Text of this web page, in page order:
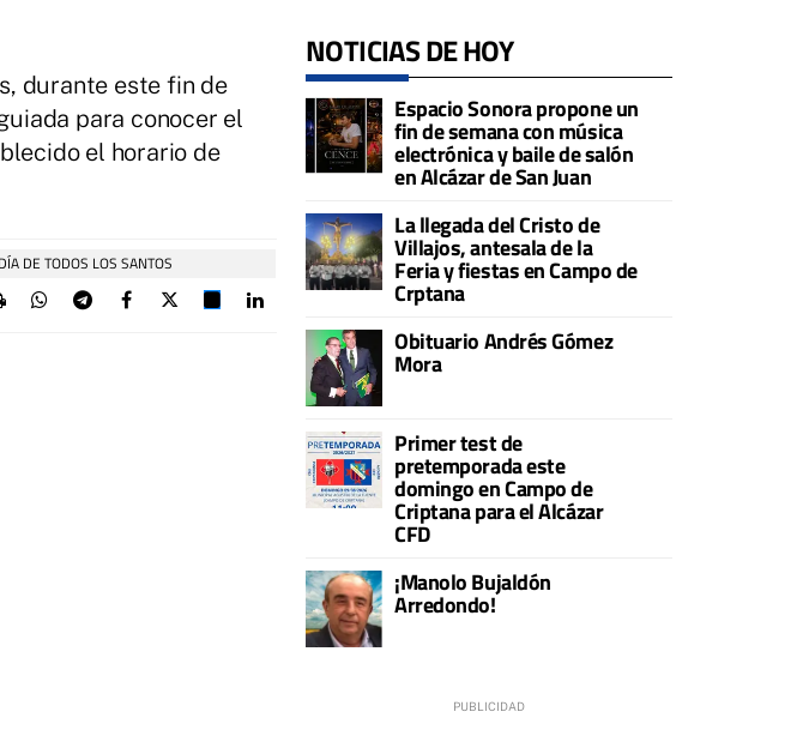
durante este fin de
para conocer el
el horario de
DÍA DE TODOS LOS SANTOS
NOTICIAS DE HOY
Espacio Sonora propone un
fin de semana con música
electrónica y baile de salón
en Alcázar de San Juan
La llegada del Cristo de
Villajos, antesala de la
Feria y fiestas en Campo de
Crptana
Obituario Andrés Gómez
Mora
Primer test de
pretemporada este
domingo en Campo de
Criptana para el Alcázar
CFD
¡Manolo Bujaldón
Arredondo!